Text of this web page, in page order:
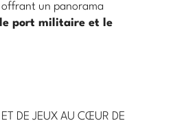
offrant un panorama
le port militaire et le
DE JEUX AU CŒUR DE